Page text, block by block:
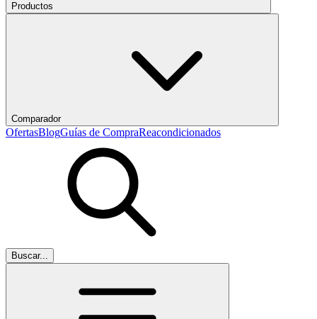
Productos
Comparador
OfertasBlogGuías de CompraReacondicionados
Buscar...